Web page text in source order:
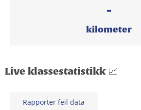
-
kilometer
Live klassestatistikk 📈
Rapporter feil data